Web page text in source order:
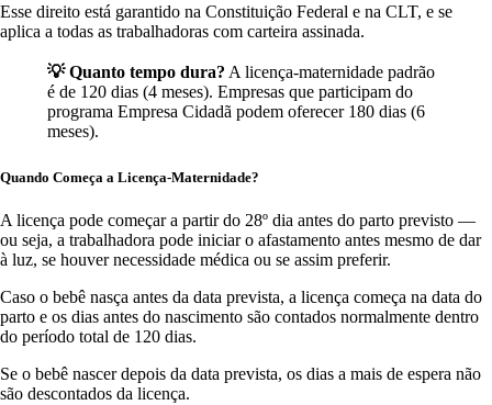
Esse direito está garantido na Constituição Federal e na CLT, e se
aplica a todas as trabalhadoras com carteira assinada.
💡 Quanto tempo dura? A licença-maternidade padrão
é de 120 dias (4 meses). Empresas que participam do
programa Empresa Cidadã podem oferecer 180 dias (6
meses).
Quando Começa a Licença-Maternidade?
A licença pode começar a partir do 28º dia antes do parto previsto —
ou seja, a trabalhadora pode iniciar o afastamento antes mesmo de dar
à luz, se houver necessidade médica ou se assim preferir.
Caso o bebê nasça antes da data prevista, a licença começa na data do
parto e os dias antes do nascimento são contados normalmente dentro
do período total de 120 dias.
Se o bebê nascer depois da data prevista, os dias a mais de espera não
são descontados da licença.